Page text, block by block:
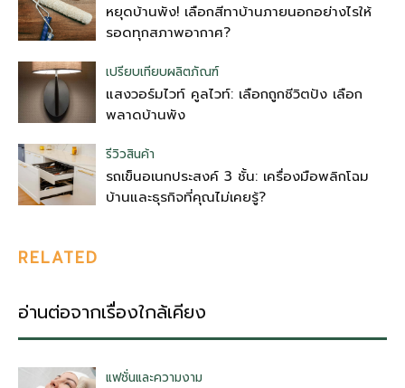
หยุดบ้านพัง! เลือกสีทาบ้านภายนอกอย่างไรให้
รอดทุกสภาพอากาศ?
เปรียบเทียบผลิตภัณฑ์
แสงวอร์มไวท์ คูลไวท์: เลือกถูกชีวิตปัง เลือก
พลาดบ้านพัง
รีวิวสินค้า
รถเข็นอเนกประสงค์ 3 ชั้น: เครื่องมือพลิกโฉม
บ้านและธุรกิจที่คุณไม่เคยรู้?
RELATED
อ่านต่อจากเรื่องใกล้เคียง
แฟชั่นและความงาม